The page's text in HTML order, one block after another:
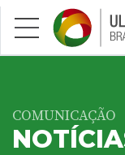
Saltar para
COMUNICAÇÃO